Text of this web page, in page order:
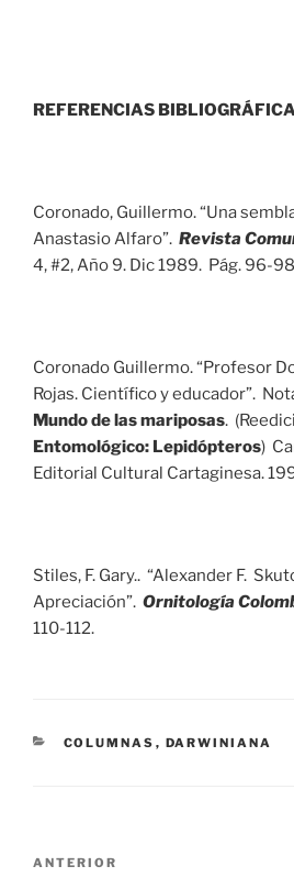
REFERENCIAS
Coronado, Guillermo. “Una
Anastasio Alfaro”. Revista
4, #2, Año 9. Dic 1989. Pág. 96-
Coronado Guillermo. “Profesor
Rojas. Científico y educador”.
Mundo de las mariposas.
Entomológico: Lepidópteros)
Editorial Cultural Cartaginesa.
Stiles, F. Gary.. “Alexander F.
Apreciación”. Ornitología
110-112.
CATEGORÍAS
COLUMNAS , DARWINIANA
Navegación
Entrada
ANTERIOR